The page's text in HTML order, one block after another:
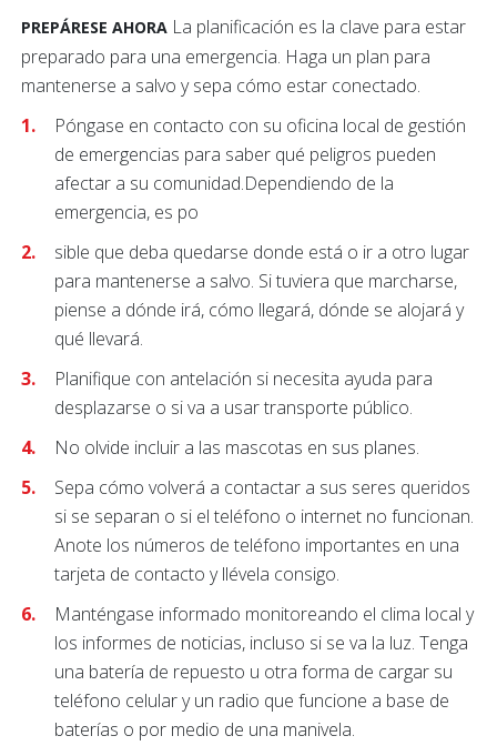
PREPÁRESE AHORA La planificación es la clave para estar
preparado para una emergencia. Haga un plan para
mantenerse a salvo y sepa cómo estar conectado.
Póngase en contacto con su oficina local de gestión
de emergencias para saber qué peligros pueden
afectar a su comunidad.Dependiendo de la
emergencia, es po
sible que deba quedarse donde está o ir a otro lugar
para mantenerse a salvo. Si tuviera que marcharse,
piense a dónde irá, cómo llegará, dónde se alojará y
qué llevará.
Planifique con antelación si necesita ayuda para
desplazarse o si va a usar transporte público.
No olvide incluir a las mascotas en sus planes.
Sepa cómo volverá a contactar a sus seres queridos
si se separan o si el teléfono o internet no funcionan.
Anote los números de teléfono importantes en una
tarjeta de contacto y llévela consigo.
Manténgase informado monitoreando el clima local y
los informes de noticias, incluso si se va la luz. Tenga
una batería de repuesto u otra forma de cargar su
teléfono celular y un radio que funcione a base de
baterías o por medio de una manivela.